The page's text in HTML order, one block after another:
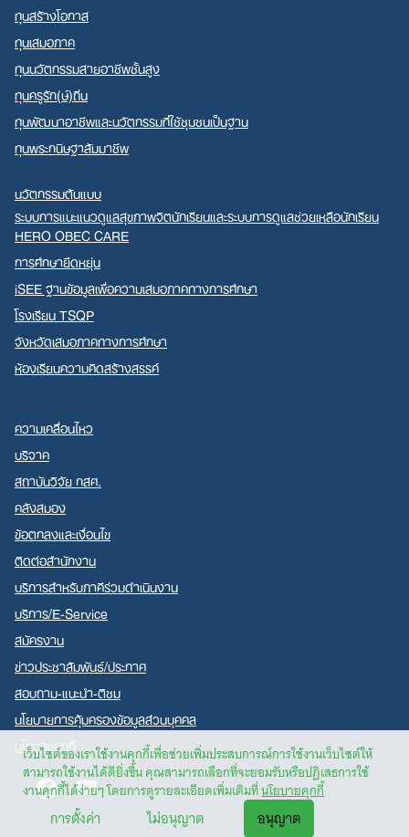
เว็บไซต์ของเราใช้งานคุกกี้เพื่อช่วยเพิ่มประสบการณ์การใช้งานเว็บไซต์ให้
สามารถใช้งานได้ดียิ่งขึ้น คุณสามารถเลือกที่จะยอมรับหรือปฏิเสธการใช้
งานคุกกี้ได้ง่ายๆ โดยการดูรายละเอียดเพิ่มเติมที่นโยบายคุกกี้
การตั้งค่า ไม่อนุญาต อนุญาต
ทุนสร้างโอกาส
ทุนเสมอภาค
ทุนนวัตกรรมสายอาชีพชั้นสูง
ทุนครูรัก(ษ์)ถิ่น
ทุนพัฒนาอาชีพและนวัตกรรมที่ใช้ชุมชนเป็นฐาน
ทุนพระกนิษฐาสัมมาชีพ
นวัตกรรมต้นแบบ
ระบบการแนะแนวดูแลสุขภาพจิตนักเรียนและระบบการดูแลช่วยเหลือนักเรียน
HERO OBEC CARE
การศึกษายืดหยุ่น
iSEE ฐานข้อมูลเพื่อความเสมอภาคทางการศึกษา
โรงเรียน TSQP
จังหวัดเสมอภาคทางการศึกษา
ห้องเรียนความคิดสร้างสรรค์
ความเคลื่อนไหว
บริจาค
สถาบันวิจัย กสศ.
คลังสมอง
ข้อตกลงและเงื่อนไข
ติดต่อสำนักงาน
บริการสำหรับภาคีร่วมดำเนินงาน
บริการ/E-Service
สมัครงาน
ข่าวประชาสัมพันธ์/ประกาศ
สอบถาม-แนะนำ-ติชม
นโยบายการคุ้มครองข้อมูลส่วนบุคคล
นโยบายคุกกี้
FacebookYoutube